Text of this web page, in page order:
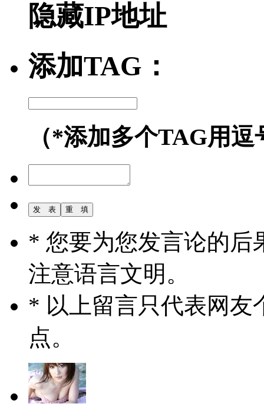
隐藏IP地址
添加TAG：
（*添加多个TAG用
* 您要为您发言论的后
注意语言文明。
* 以上留言只代表网友
点。